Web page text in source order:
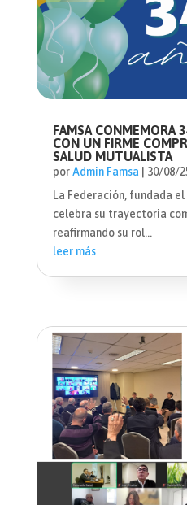
FAMSA CONMEMORA
CON UN FIRME
SALUD MUTUALISTA
porAdmin Famsa
30/08/
La Federación, fundada
celebra su trayectoria
reafirmando su rol...
leer más